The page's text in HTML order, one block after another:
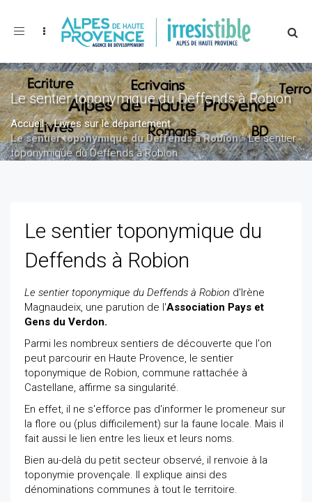
Toggle
Le sentier toponymique du Deffends à Robion
Accueil»Livres sur le département»
Le sentier toponymique du Deffends à Robion»Le sentier
toponymique du Deffends à Robion
Le sentier toponymique du
Deffends à Robion
Le sentier toponymique du Deffends à Robion d'Irène
Magnaudeix, une parution de l'Association Pays et
Gens du Verdon.
Parmi les nombreux sentiers de découverte que l'on
peut parcourir en Haute Provence, le sentier
toponymique de Robion, commune rattachée à
Castellane, affirme sa singularité.
En effet, il ne s'efforce pas d'informer le promeneur sur
la flore ou (plus difficilement) sur la faune locale. Mais il
fait aussi le lien entre les lieux et leurs noms.
Bien au-delà du petit secteur observé, il renvoie à la
toponymie provençale. Il explique ainsi des
dénominations communes à tout le territoire.